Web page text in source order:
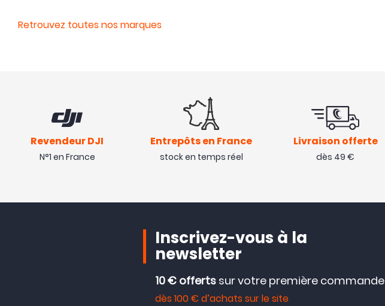
Retrouvez toutes nos marques
Revendeur DJI
N°1 en France
Entrepôts en France
stock en temps réel
Livraison offerte
dès 49 €
Inscrivez-vous à la
newsletter
10 € offerts sur votre première commande
dès 100 € d’achats sur le site